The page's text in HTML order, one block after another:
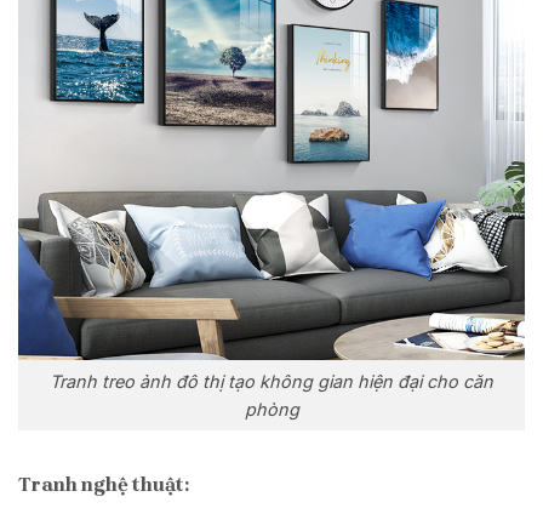
Tranh treo ảnh đô thị tạo không gian hiện đại cho căn
phòng
Tranh nghệ thuật: